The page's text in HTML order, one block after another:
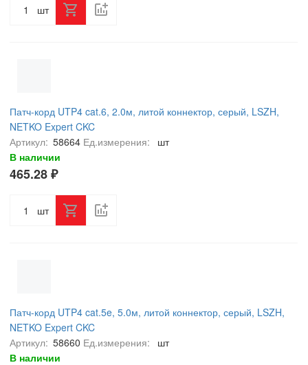
шт
Патч-корд UTP4 cat.6, 2.0м, литой коннектор, серый, LSZH,
NETKO Expert CKC
Артикул: 58664 Ед.измерения:
шт
В наличии
465.28 ₽
шт
Патч-корд UTP4 cat.5e, 5.0м, литой коннектор, серый, LSZH,
NETKO Expert CKC
Артикул: 58660 Ед.измерения:
шт
В наличии